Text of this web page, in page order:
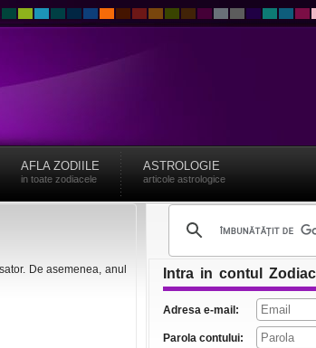
AFLA ZODIILE
in toate zodiacele
ASTROLOGIE
articole astrologice
De asemenea, anul
Intra in contul
Adresa e-mail:
Parola contului: